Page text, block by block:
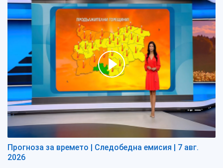
Прогноза за времето | Следобедна емисия | 7 авг.
2026